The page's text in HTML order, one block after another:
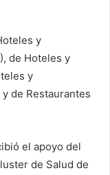
y
de Hoteles y
y
de Restaurantes
el apoyo del
de Salud de